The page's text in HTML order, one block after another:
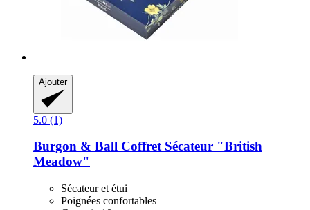
Ajouter
5.0 (1)
Burgon & Ball Coffret Sécateur "British
Meadow"
Sécateur et étui
Poignées confortables